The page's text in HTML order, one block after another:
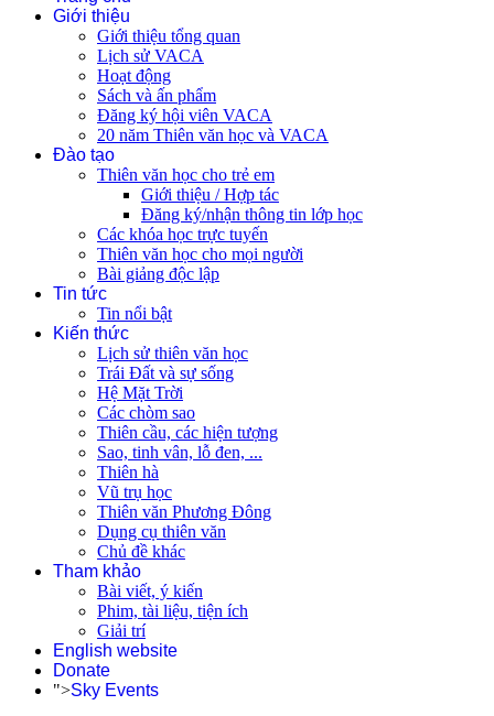
Giới thiệu
Giới thiệu tổng quan
Lịch sử VACA
Hoạt động
Sách và ấn phẩm
Đăng ký hội viên VACA
20 năm Thiên văn học và VACA
Đào tạo
Thiên văn học cho trẻ em
Giới thiệu / Hợp tác
Đăng ký/nhận thông tin lớp học
Các khóa học trực tuyến
Thiên văn học cho mọi người
Bài giảng độc lập
Tin tức
Tin nổi bật
Kiến thức
Lịch sử thiên văn học
Trái Đất và sự sống
Hệ Mặt Trời
Các chòm sao
Thiên cầu, các hiện tượng
Sao, tinh vân, lỗ đen, ...
Thiên hà
Vũ trụ học
Thiên văn Phương Đông
Dụng cụ thiên văn
Chủ đề khác
Tham khảo
Bài viết, ý kiến
Phim, tài liệu, tiện ích
Giải trí
English website
Donate
">Sky Events